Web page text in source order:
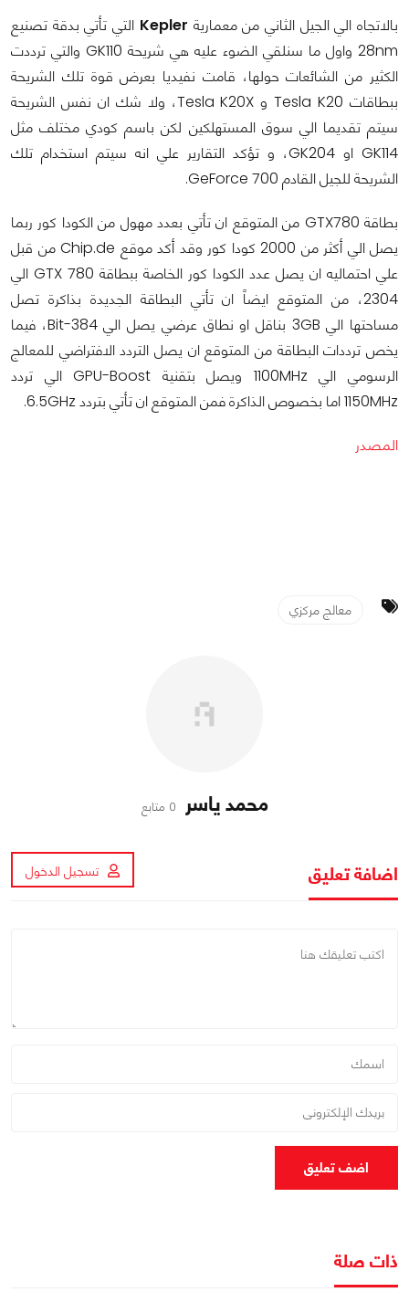
بالاتجاه الي الجيل الثاني من معمارية Kepler التي تأتي بدقة تصنيع
28nm واول ما سنلقي الضوء عليه هي شريحة GK110 والتي ترددت
الكثير من الشائعات حولها، قامت نفيديا بعرض قوة تلك الشريحة
ببطاقات Tesla K20 و Tesla K20X، ولا شك ان نفس الشريحة
سيتم تقديما الي سوق المستهلكين لكن باسم كودي مختلف مثل
GK114 او GK204، و تؤكد التقارير علي انه سيتم استخدام تلك
الشريحة للجيل القادم GeForce 700.
بطاقة GTX780 من المتوقع ان تأتي بعدد مهول من الكودا كور ربما
يصل الي أكثر من 2000 كودا كور وقد أكد موقع Chip.de من قبل
علي احتماليه ان يصل عدد الكودا كور الخاصة ببطاقة GTX 780 الي
2304، من المتوقع ايضاً ان تأتي البطاقة الجديدة بذاكرة تصل
مساحتها الي 3GB بناقل او نطاق عرضي يصل الي 384-Bit، فيما
يخص ترددات البطاقة من المتوقع ان يصل التردد الافتراضي للمعالج
الرسومي الي 1100MHz ويصل بتقنية GPU-Boost الي تردد
1150MHz اما بخصوص الذاكرة فمن المتوقع ان تأتي بتردد 6.5GHz.
المصدر
معالج مركزي
محمد ياسر 0 متابع
اضافة تعليق تسجيل الدخول
اضف تعليق
ذات صلة